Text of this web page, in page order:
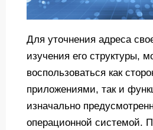
Для уточнения адреса
изучения его структуры,
воспользоваться как
приложениями, так и
изначально
операционной системой.